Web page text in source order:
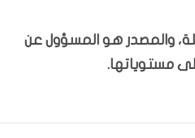
والمصدر هو المسؤول عن
مستوياتها.